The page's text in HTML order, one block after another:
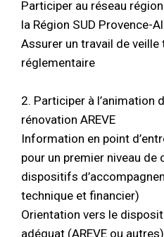
Participer au réseau
la Région SUD Provence-
Assurer un travail de
réglementaire
2. Participer à l’animation
rénovation AREVE
Information en point
pour un premier niveau de
dispositifs
technique et financier)
Orientation vers le
adéquat (AREVE ou